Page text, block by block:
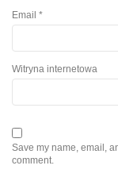
Email *
Witryna internetowa
Save my name, email,
comment.